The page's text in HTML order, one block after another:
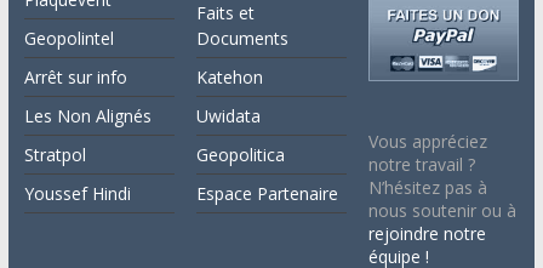
Geopolintel
Arrêt sur info
Les Non Alignés
Stratpol
Youssef Hindi
Faits et
Documents
Katehon
Uwidata
Geopolitica
Espace Partenaire
Vous appréciez
notre travail ?
N’hésitez pas à
nous soutenir ou à
rejoindre notre
équipe !